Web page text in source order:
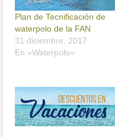
Plan de Tecnificación de
waterpolo de la FAN
31 diciembre, 2017
En «Waterpolo»